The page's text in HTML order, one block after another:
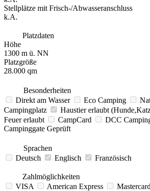
Stellplätze mit Frisch-/Abwasseranschluss
k.A.
Platzdaten
Höhe
1300 m ü. NN
Platzgröße
28.000 qm
Besonderheiten
Direkt am Wasser
Eco Camping
Campingplatz
Haustier erlaubt
Feuer erlaubt
CampCard
DCC
Campinggate Geprüft
Sprachen
Deutsch
Englisch Französisch
Zahlmöglichkeiten
VISA
American Express Mastercard